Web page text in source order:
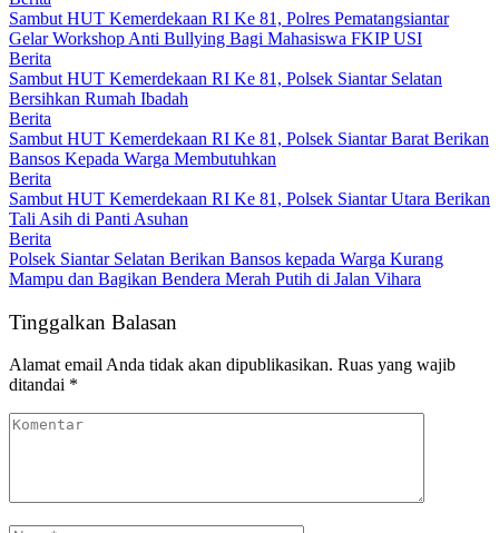
Sambut HUT Kemerdekaan RI Ke 81, Polres Pematangsiantar
Gelar Workshop Anti Bullying Bagi Mahasiswa FKIP USI
Berita
Sambut HUT Kemerdekaan RI Ke 81, Polsek Siantar Selatan
Bersihkan Rumah Ibadah
Berita
Sambut HUT Kemerdekaan RI Ke 81, Polsek Siantar Barat Berikan
Bansos Kepada Warga Membutuhkan
Berita
Sambut HUT Kemerdekaan RI Ke 81, Polsek Siantar Utara Berikan
Tali Asih di Panti Asuhan
Berita
Polsek Siantar Selatan Berikan Bansos kepada Warga Kurang
Mampu dan Bagikan Bendera Merah Putih di Jalan Vihara
Tinggalkan Balasan
Alamat email Anda tidak akan dipublikasikan. Ruas yang wajib
ditandai *